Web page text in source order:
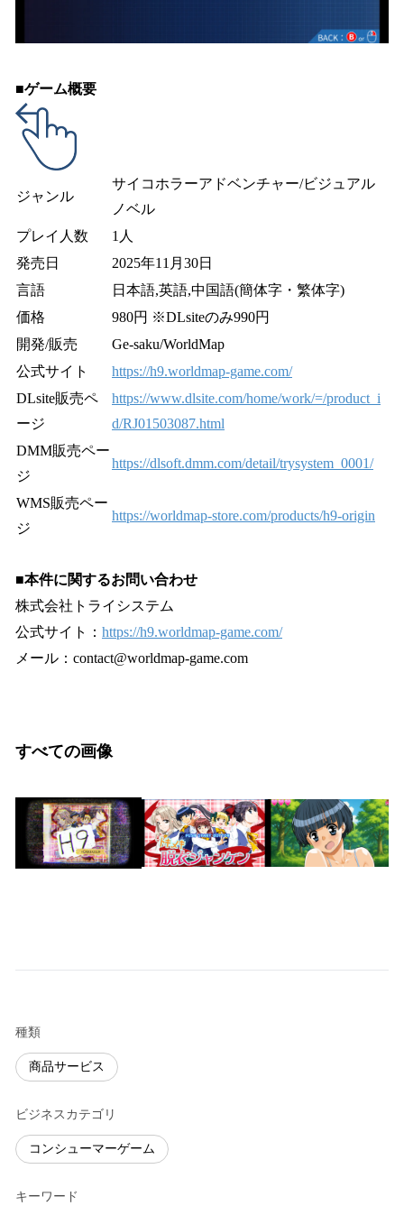
■ゲーム概要
ジャンル
サイコホラーアドベンチャー/ビジュアル
ノベル
プレイ人数
1人
発売日
2025年11月30日
言語
日本語,英語,中国語(簡体字・繁体字)
価格
980円 ※DLsiteのみ990円
開発/販売
Ge-saku/WorldMap
公式サイト
https://h9.worldmap-game.com/
DLsite販売ペ
ージ
https://www.dlsite.com/home/work/=/product_i
d/RJ01503087.html
DMM販売ペー
ジ
https://dlsoft.dmm.com/detail/trysystem_0001/
WMS販売ペー
ジ
https://worldmap-store.com/products/h9-origin
■本件に関するお問い合わせ
株式会社トライシステム
公式サイト： https://h9.worldmap-game.com/
メール：contact@worldmap-game.com
すべての画像
種類
商品サービス
ビジネスカテゴリ
コンシューマーゲーム
キーワード